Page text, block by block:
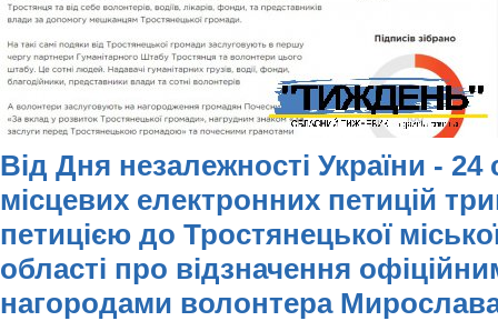
Від Дня незалежності України - 24
місцевих електронних петицій
петицією до Тростянецької
області про відзначення
нагородами волонтера